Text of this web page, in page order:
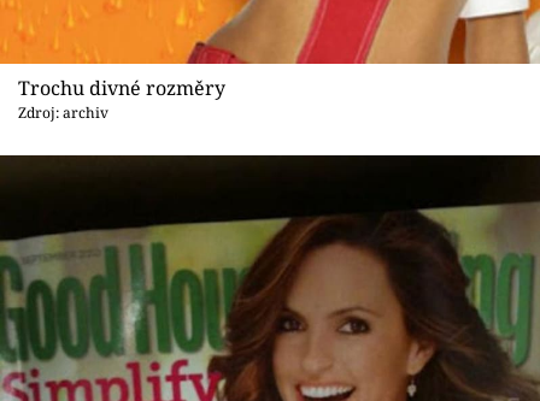
Trochu divné rozměry
Zdroj: archiv